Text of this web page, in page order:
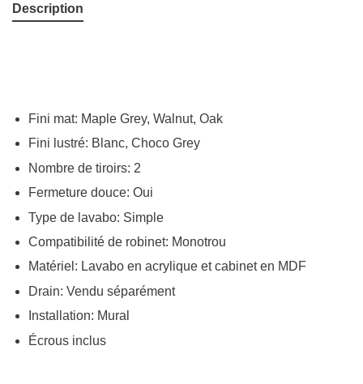
Description
Fini mat: Maple Grey, Walnut, Oak
Fini lustré: Blanc, Choco Grey
Nombre de tiroirs: 2
Fermeture douce: Oui
Type de lavabo: Simple
Compatibilité de robinet: Monotrou
Matériel: Lavabo en acrylique et cabinet en MDF
Drain: Vendu séparément
Installation: Mural
Écrous inclus